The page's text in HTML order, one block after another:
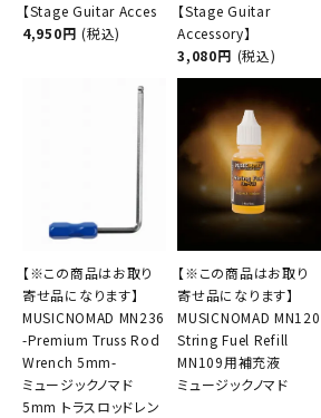
【Stage Guitar Acces
4,950円 (税込)
【Stage Guitar
Accessory】
3,080円 (税込)
【※この商品はお取り
寄せ品になります】
MUSICNOMAD MN236
-Premium Truss Rod
Wrench 5mm-
ミュージックノマド
5mm トラスロッドレン
【※この商品はお取り
寄せ品になります】
MUSICNOMAD MN120
String Fuel Refill
MN109用補充液
ミュージックノマド